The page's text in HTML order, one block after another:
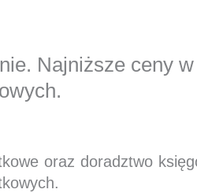
Najniższe ceny
oraz doradztwo